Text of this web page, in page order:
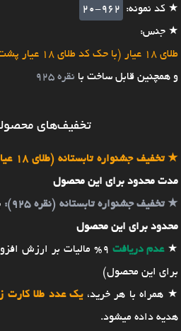
★ کد نمونه:
20-962
★ جنس:
طلای 18 عیار (با حک کد طلای 18 عیار پشت کار)
و همچنین قابل ساخت با نقره 925
تخفیف‌های
★تخفیف جشنواره تابستانه (طلای 18 عیار):
مدت محدود برای این محصول
★تخفیف جشنواره تابستانه (نقره 925):
محدود برای این محصول
★عدم دریافت 9% مالیات بر ارزش افزوده (به مبلغ
برای این محصول)
★ همراه با هر خرید،یک عدد طلا کارت زرین با
هدیه داده میشود.